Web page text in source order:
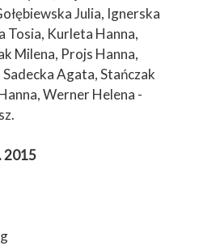
Julia, Ignerska
Tosia, Kurleta Hanna,
Milena, Projs Hanna,
Agata, Stańczak
Werner Helena -
2015